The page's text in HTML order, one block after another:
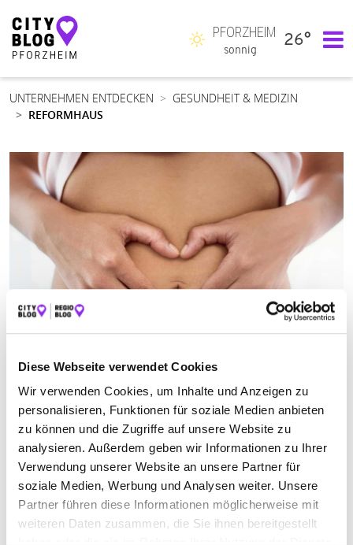
Diese Webseite verwendet Cookies
Wir verwenden Cookies, um Inhalte und Anzeigen zu
personalisieren, Funktionen für soziale Medien anbieten
zu können und die Zugriffe auf unsere Website zu
analysieren. Außerdem geben wir Informationen zu Ihrer
Verwendung unserer Website an unsere Partner für
soziale Medien, Werbung und Analysen weiter. Unsere
Partner führen diese Informationen möglicherweise mit
weiteren Daten zusammen, die Sie ihnen bereitgestellt
Hauptnavigation
PFORZHEIM
sonnig
26°
UNTERNEHMEN ENTDECKEN
GESUNDHEIT & MEDIZIN
REFORMHAUS
REFORMHAUS IN UND UM PFORZHEIM
Suchen nach
Finden